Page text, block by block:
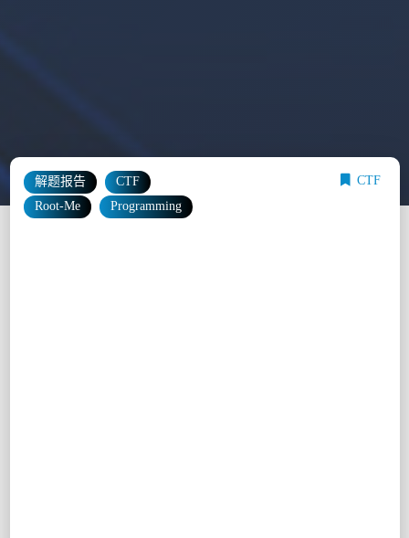
解题报告
CTF
Root-Me
Programming
CTF